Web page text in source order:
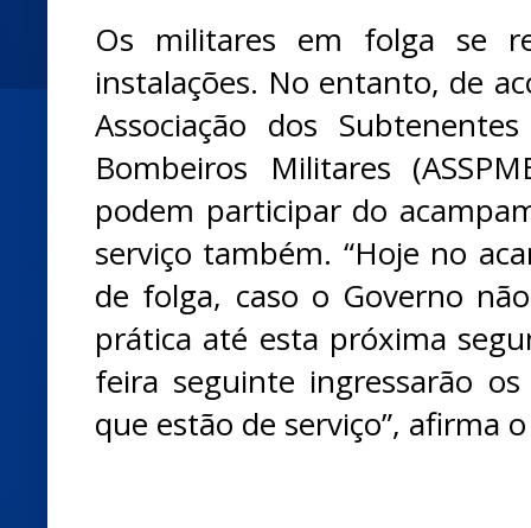
Os militares em folga se
instalações. No entanto, de
Associação dos
Bombeiros Militares
podem participar do
serviço também. “Hoje no
de folga, caso o Governo
prática até esta próxima
feira seguinte ingressarão
que estão de serviço”, afirma